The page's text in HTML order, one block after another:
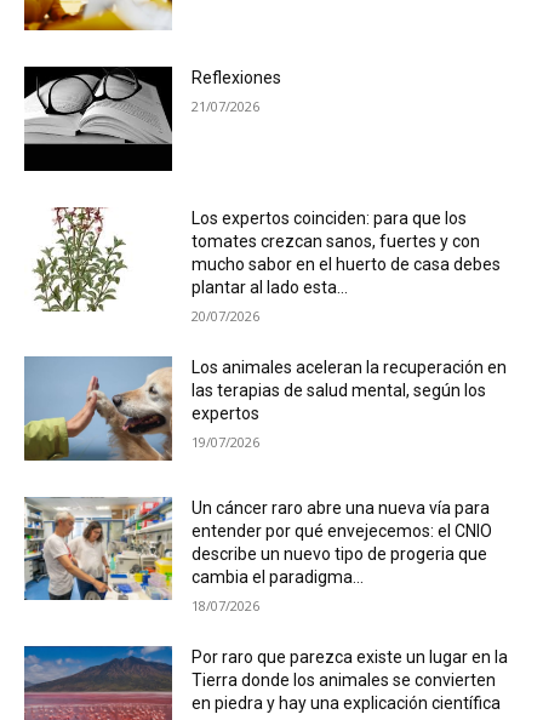
Reflexiones
21/07/2026
Los expertos coinciden: para que los
tomates crezcan sanos, fuertes y con
mucho sabor en el huerto de casa debes
plantar al lado esta...
20/07/2026
Los animales aceleran la recuperación en
las terapias de salud mental, según los
expertos
19/07/2026
Un cáncer raro abre una nueva vía para
entender por qué envejecemos: el CNIO
describe un nuevo tipo de progeria que
cambia el paradigma...
18/07/2026
Por raro que parezca existe un lugar en la
Tierra donde los animales se convierten
en piedra y hay una explicación científica